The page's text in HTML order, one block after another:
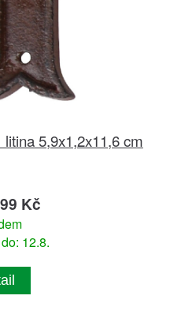
5,9x1,2x11,6 cm
Kč
12.8.